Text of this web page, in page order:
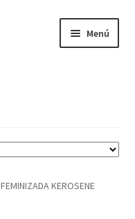
Menú
FEMINIZADA KEROSENE